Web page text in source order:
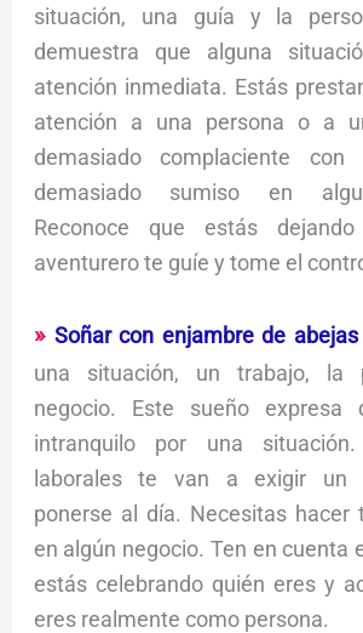
situación, una guía y la
demuestra que alguna
atención inmediata. Estás
atención a una persona o a
demasiado complaciente
demasiado sumiso en
Reconoce que estás
aventurero te guíe y tome el
Soñar con enjambre de abejas
una situación, un trabajo, la
negocio. Este sueño expresa
intranquilo por una
laborales te van a exigir un
ponerse al día. Necesitas hacer
en algún negocio. Ten en cuenta
estás celebrando quién eres y
eres realmente como persona.